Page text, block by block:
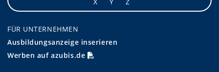
FÜR UNTERNEHMEN
Ausbildungsanzeige inserieren
Werben auf azubis.de